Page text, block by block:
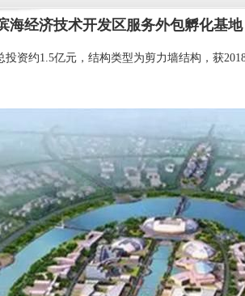
海经济技术开发区服务外包孵化基地
投资约1.5亿元，结构类型为剪力墙结构，获